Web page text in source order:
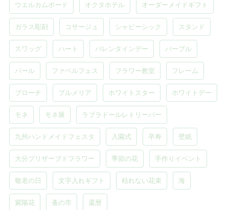
ウエルカムボード オクタホテル オーダーメイドギフト
ガラス彫刻 コサージュ シャビーシック スタンド
スワッグ ハート バレンタインデー パープル
パール ファベルフェス フラワー教室 フレーム
ブローチ プルメリア ホワイトスター ホワイトデー
モネ モネ展 ラブラドールレトリーバー
九州ハンドメイドフェスタ 入園式 卒寿 壁紙
大分プリザーブドフラワー 季節の花 手作りイベント
敬老の日 文字入れギフト 枯れない花束 海
紫陽花 蚤の市 還暦